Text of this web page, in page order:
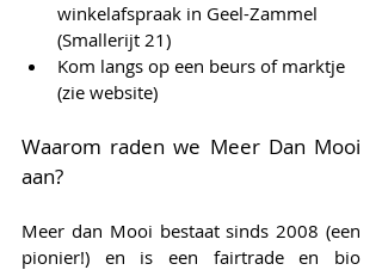
winkelafspraak in Geel-Zammel
(Smallerijt 21)
Kom langs op een beurs of marktje
(zie website)
Waarom raden we Meer Dan Mooi
aan?
Meer dan Mooi bestaat sinds 2008 (een
pionier!) en is een fairtrade en bio